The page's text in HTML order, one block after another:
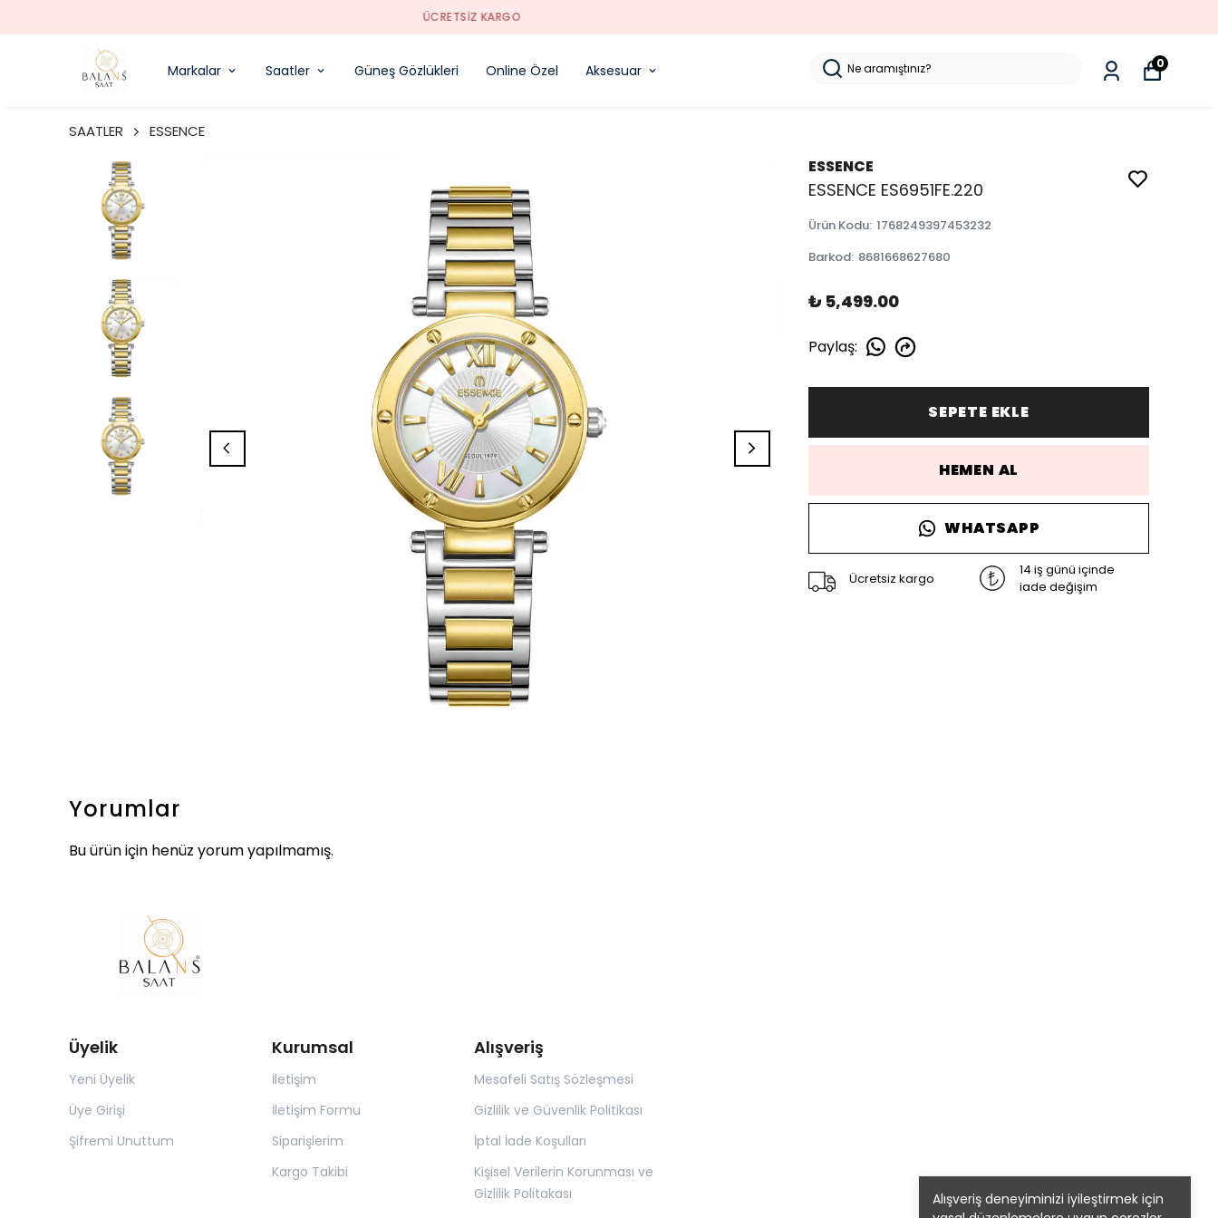
Markalar Saatler Güneş Gözlükleri Online Özel Aksesuar 0
Alışveriş deneyiminizi iyileştirmek için
SAATLER ESSENCE
ESSENCE
ESSENCE ES6951FE.220
Ürün Kodu: 1768249397453232
Barkod: 8681668627680
₺ 5,499.00
Paylaş:
SEPETE EKLE
HEMEN AL
WHATSAPP
Ücretsiz kargo
14 iş günü içinde
iade değişim
Yorumlar
Bu ürün için henüz yorum yapılmamış.
Üyelik
Yeni Üyelik
Üye Girişi
Şifremi Unuttum
Kurumsal
İletişim
İletişim Formu
Siparişlerim
Kargo Takibi
Alışveriş
Mesafeli Satış Sözleşmesi
Gizlilik ve Güvenlik Politikası
İptal İade Koşulları
Kişisel Verilerin Korunması ve
Gizlilik Politakası